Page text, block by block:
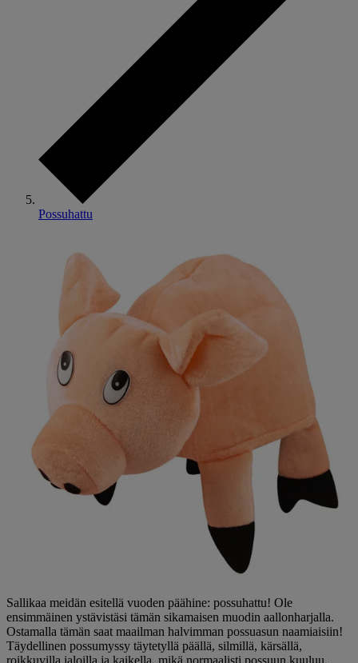
Possuhattu
Sallikaa meidän esitellä vuoden päähine: possuhattu! Ole
ensimmäinen ystävistäsi tämän sikamaisen muodin aallonharjalla.
Ostamalla tämän saat maailman halvimman possuasun naamiaisiin!
Täydellinen possumyssy täytetyllä päällä, silmillä, kärsällä,
roikkuvilla jaloilla ja kaikella, mikä normaalisti possuun kuuluu.